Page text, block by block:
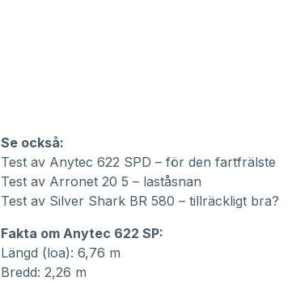
Se också:
Test av Anytec 622 SPD – för den fartfrälste
Test av Arronet 20 5 – laståsnan
Test av Silver Shark BR 580 – tillräckligt bra?
Fakta om Anytec 622 SP:
Längd (loa): 6,76 m
Bredd: 2,26 m